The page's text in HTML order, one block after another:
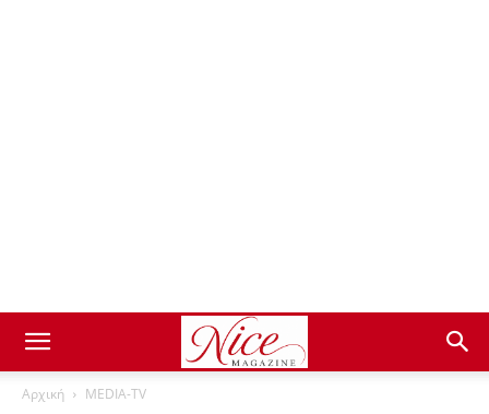
Αρχική ΜEDIA-TV